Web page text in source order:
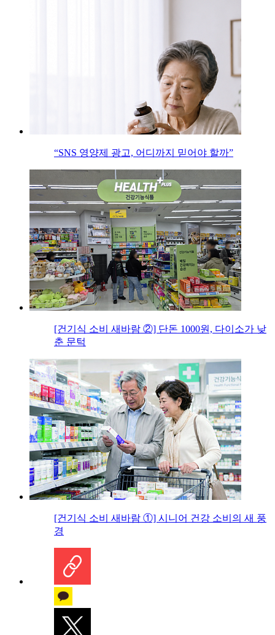
“SNS 영양제 광고, 어디까지 믿어야 할까”
[건기식 소비 새바람 ②] 단돈 1000원, 다이소가 낮
춘 문턱
[건기식 소비 새바람 ①] 시니어 건강 소비의 새 풍
경